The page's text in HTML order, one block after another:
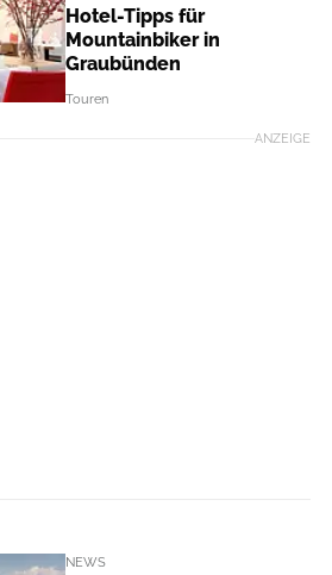
Hotel-Tipps für
Mountainbiker in
Graubünden
Touren
ANZEIGE
NEWS